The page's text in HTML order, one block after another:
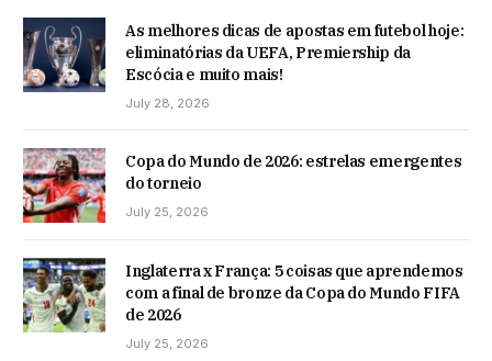
As melhores dicas de apostas em futebol hoje:
eliminatórias da UEFA, Premiership da
Escócia e muito mais!
July 28, 2026
Copa do Mundo de 2026: estrelas emergentes
do torneio
July 25, 2026
Inglaterra x França: 5 coisas que aprendemos
com a final de bronze da Copa do Mundo FIFA
de 2026
July 25, 2026